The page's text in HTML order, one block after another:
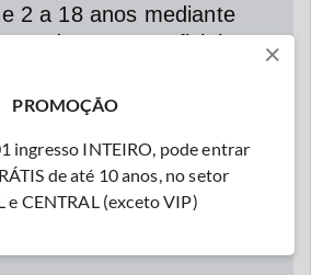
2 a 18 anos mediante
documento oficial com
de colo.
(21) 9 7194-3180.
×
PROMOÇÃO
ingresso INTEIRO, pode entrar
de até 10 anos, no setor
e CENTRAL (exceto VIP)